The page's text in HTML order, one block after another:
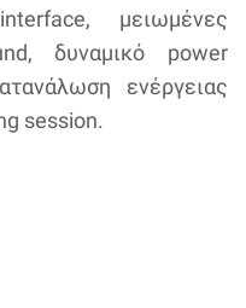
μειωμένες
δυναμικό power
ενέργειας
session.